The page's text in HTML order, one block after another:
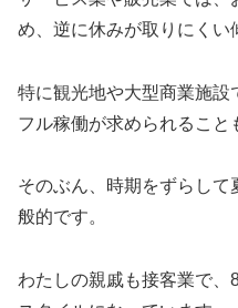
め、逆に休みが取りにくい
特に観光地や大型商業施設
フル稼働が求められること
そのぶん、時期をずらし
般的です。
わたしの親戚も接客業で、